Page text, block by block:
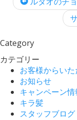
Category
カテゴリー
お客様からい
お知らせ
キャンペーン情
キラ髪
スタッフブログ